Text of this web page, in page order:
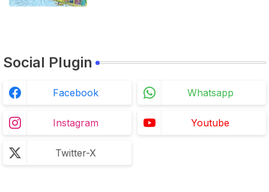
Social Plugin
Facebook Whatsapp
Instagram Youtube
Twitter-X